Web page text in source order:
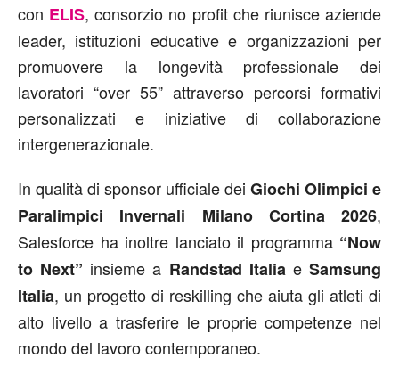
con ELIS, consorzio no profit che riunisce aziende
leader, istituzioni educative e organizzazioni per
promuovere la longevità professionale dei
lavoratori “over 55” attraverso percorsi formativi
personalizzati e iniziative di collaborazione
intergenerazionale.
In qualità di sponsor ufficiale dei Giochi Olimpici e
Paralimpici Invernali Milano Cortina 2026,
Salesforce ha inoltre lanciato il programma “Now
to Next” insieme a Randstad Italia eSamsung
Italia, un progetto di reskilling che aiuta gli atleti di
alto livello a trasferire le proprie competenze nel
mondo del lavoro contemporaneo.